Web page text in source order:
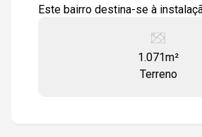
Este bairro destina-se à
atuação. Por se tratar de um
conta com vias largas de 20 a 25
infraestrutura completa entregue
1.071m²
Terreno